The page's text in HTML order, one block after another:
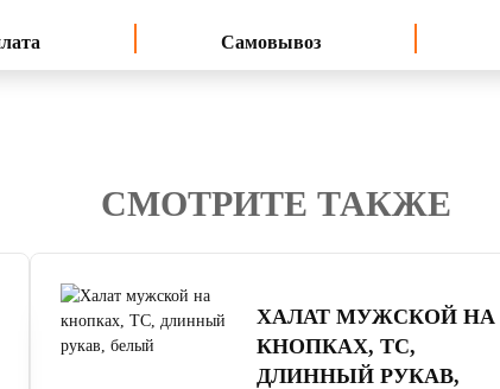
Самовывоз
4.7
СМОТРИТЕ ТАКЖЕ
ХАЛАТ МУЖСКОЙ НА
КНОПКАХ, ТС,
ДЛИННЫЙ РУКАВ,